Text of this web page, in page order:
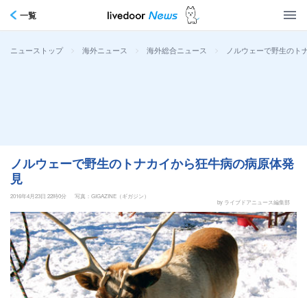
一覧
ニューストップ > 海外ニュース > 海外総合ニュース > ノルウェーで野生のト
ノルウェーで野生のトナカイから狂牛病の病原体発
見
2016年4月23日 22時0分
写真：GIGAZINE（ギガジン）
by ライブドアニュース編集部